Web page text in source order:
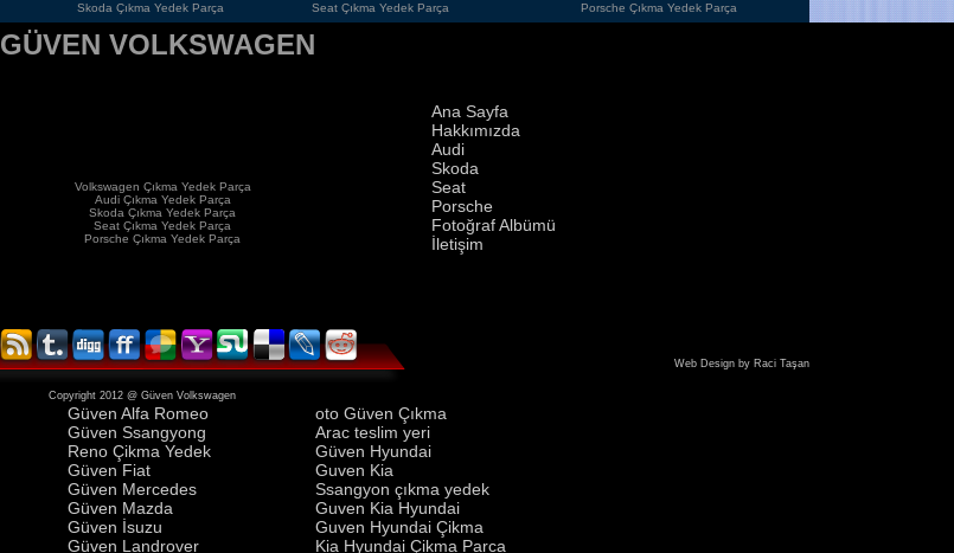
Skoda Çıkma Yedek Parça Seat Çıkma Yedek Parça Porsche Çıkma Yedek Parça
GÜVEN VOLKSWAGEN
Volkswagen Çıkma Yedek Parça
Audi Çıkma Yedek Parça
Skoda Çıkma Yedek Parça
Seat Çıkma Yedek Parça
Porsche Çıkma Yedek Parça
Ana Sayfa
Hakkımızda
Audi
Skoda
Seat
Porsche
Fotoğraf Albümü
İletişim
Copyright 2012 @ Güven Volkswagen
Web Design by Raci Taşan
Güven Alfa Romeo
Güven Ssangyong
Reno Çikma Yedek
Güven Fiat
Güven Mercedes
Güven Mazda
Güven İsuzu
Güven Landrover
oto Güven Çıkma
Arac teslim yeri
Güven Hyundai
Guven Kia
Ssangyon çıkma yedek
Guven Kia Hyundai
Guven Hyundai Çikma
Kia Hyundai Çikma Parca